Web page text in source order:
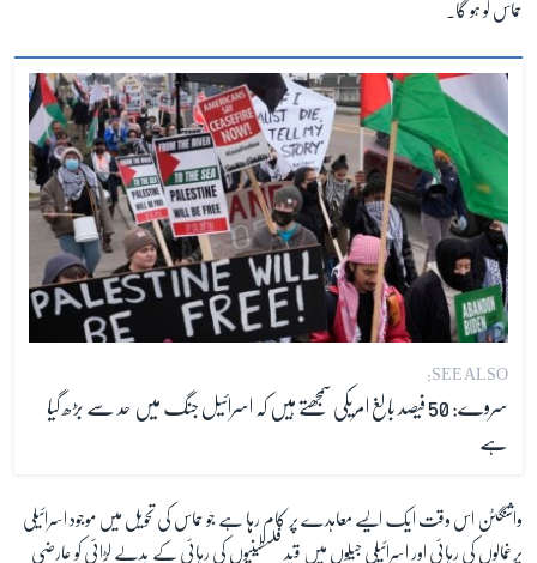
حماس کو ہو گا۔
SEE ALSO:
سروے: 50 فیصد بالغ امریکی سمجھتے ہیں کہ اسرائیل جنگ میں حد سے بڑھ گیا
ہے
واشنگٹن اس وقت ایک ایسے معاہدے پر کام رہا ہے جو حماس کی تحویل میں موجود اسرائیلی
یرغمالوں کی رہائی اور اسرائیلی جیلوں میں قید فلسطینیوں کی رہائی کے بدلے لڑائی کو عارضی